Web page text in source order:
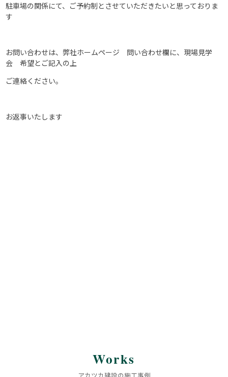
駐車場の関係にて、ご予約制とさせていただきたいと思っておりま
す
お問い合わせは、弊社ホームページ 問い合わせ欄に、現場見学
会 希望とご記入の上
ご連絡ください。
お返事いたします
Works